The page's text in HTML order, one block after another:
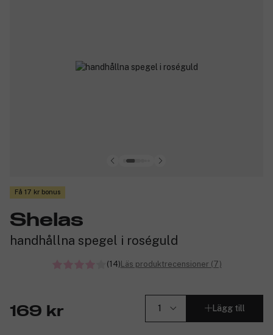
Få 17 kr bonus
Shelas
handhållna spegel i roséguld
(14)Läs produktrecensioner (7)
169 kr Lägg till